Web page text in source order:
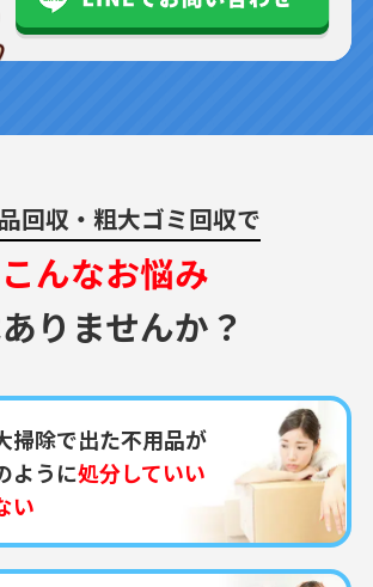
回収・粗大ゴミ回収で
こんなお悩み
りませんか？
掃除で出た不用品が
ように処分していい
い